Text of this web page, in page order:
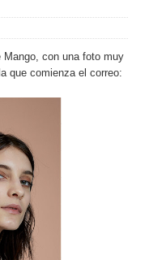
Mango, con una foto muy
que comienza el correo: